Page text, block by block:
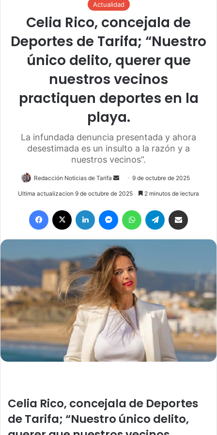
Actualidad
Celia Rico, concejala de
Deportes de Tarifa; “Nuestro
único delito, querer que
nuestros vecinos
practiquen deportes en la
playa.
La infundada denuncia presentada y ahora
desestimada es un insulto a la razón y a
nuestros vecinos”.
Redacción Noticias de Tarifa
e
a
e
m
a
i
l
9 de octubre de 2025
Ultima actualizacion 9 de octubre de 2025 2 minutos de lectura
Celia Rico, concejala de Deportes
de Tarifa; “Nuestro único delito,